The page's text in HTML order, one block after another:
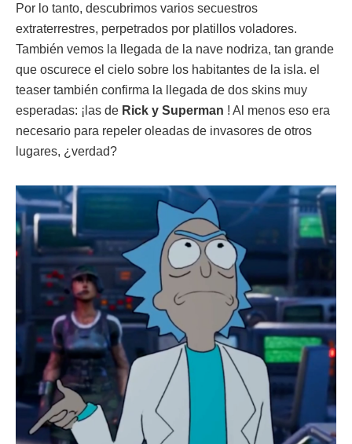
Por lo tanto, descubrimos varios secuestros
extraterrestres, perpetrados por platillos voladores.
También vemos la llegada de la nave nodriza, tan grande
que oscurece el cielo sobre los habitantes de la isla. el
teaser también confirma la llegada de dos skins muy
esperadas: ¡las de Rick y Superman ! Al menos eso era
necesario para repeler oleadas de invasores de otros
lugares, ¿verdad?